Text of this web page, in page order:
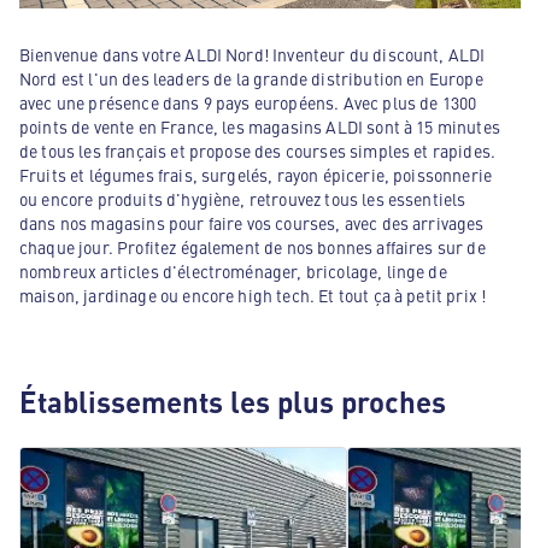
Bienvenue dans votre ALDI Nord! Inventeur du discount, ALDI
Nord est l'un des leaders de la grande distribution en Europe
avec une présence dans 9 pays européens. Avec plus de 1300
points de vente en France, les magasins ALDI sont à 15 minutes
de tous les français et propose des courses simples et rapides.
Fruits et légumes frais, surgelés, rayon épicerie, poissonnerie
ou encore produits d'hygiène, retrouvez tous les essentiels
dans nos magasins pour faire vos courses, avec des arrivages
chaque jour. Profitez également de nos bonnes affaires sur de
nombreux articles d'électroménager, bricolage, linge de
maison, jardinage ou encore high tech. Et tout ça à petit prix !
Établissements les plus proches